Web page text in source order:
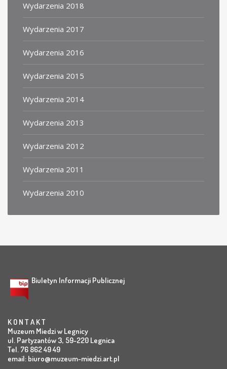
Wydarzenia 2018
Wydarzenia 2017
Wydarzenia 2016
Wydarzenia 2015
Wydarzenia 2014
Wydarzenia 2013
Wydarzenia 2012
Wydarzenia 2011
Wydarzenia 2010
Biuletyn Informacji Publicznej
K O N T A K T
Muzeum Miedzi w Legnicy
ul. Partyzantów 3, 59-220 Legnica
Tel. 76 862 49 49
email: biuro@muzeum-miedzi.art.pl